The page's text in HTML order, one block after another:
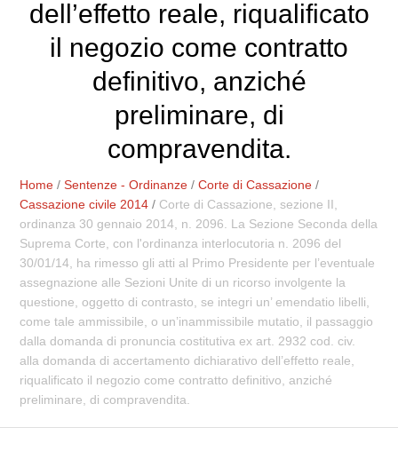
dell’effetto reale, riqualificato
il negozio come contratto
definitivo, anziché
preliminare, di
compravendita.
Home /Sentenze - Ordinanze /Corte di Cassazione /
Cassazione civile 2014 / Corte di Cassazione, sezione II,
ordinanza 30 gennaio 2014, n. 2096. La Sezione Seconda della
Suprema Corte, con l'ordinanza interlocutoria n. 2096 del
30/01/14, ha rimesso gli atti al Primo Presidente per l’eventuale
assegnazione alle Sezioni Unite di un ricorso involgente la
questione, oggetto di contrasto, se integri un’ emendatio libelli,
come tale ammissibile, o un’inammissibile mutatio, il passaggio
dalla domanda di pronuncia costitutiva ex art. 2932 cod. civ.
alla domanda di accertamento dichiarativo dell’effetto reale,
riqualificato il negozio come contratto definitivo, anziché
preliminare, di compravendita.